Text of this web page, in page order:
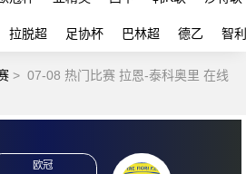
拉脱超 足协杯 巴林超 德乙 智
> 07-08 热门比赛 拉恩-泰科奥里 在线